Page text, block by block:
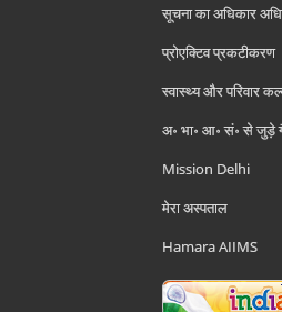
सूचना का अधिकार
प्रोएक्टिव प्रकटीकरण
स्वास्थ्य और परिवार
अ॰ भा॰ आ॰ सं॰ से जुड़े
Mission Delhi
मेरा अस्पताल
Hamara AIIMS